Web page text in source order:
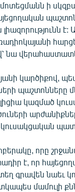
բոլոր կայքերը
ի
է:
նա
կարծիքով,
պաշտոնները
կազմած
որը
է, որ
գրավեն նաեւ
մամուլի